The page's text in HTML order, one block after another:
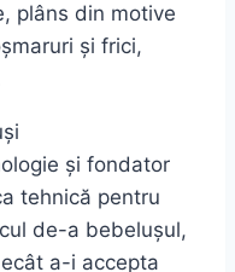
plâns din motive
și frici,
și fondator
tehnică pentru
de-a bebelușul,
a-i accepta